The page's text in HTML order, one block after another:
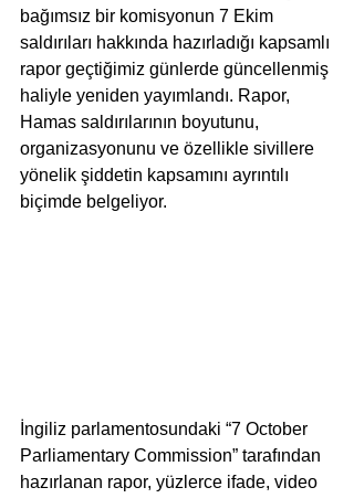
bağımsız bir komisyonun 7 Ekim
saldırıları hakkında hazırladığı kapsamlı
rapor geçtiğimiz günlerde güncellenmiş
haliyle yeniden yayımlandı. Rapor,
Hamas saldırılarının boyutunu,
organizasyonunu ve özellikle sivillere
yönelik şiddetin kapsamını ayrıntılı
biçimde belgeliyor.
İngiliz parlamentosundaki “7 October
Parliamentary Commission” tarafından
hazırlanan rapor, yüzlerce ifade, video